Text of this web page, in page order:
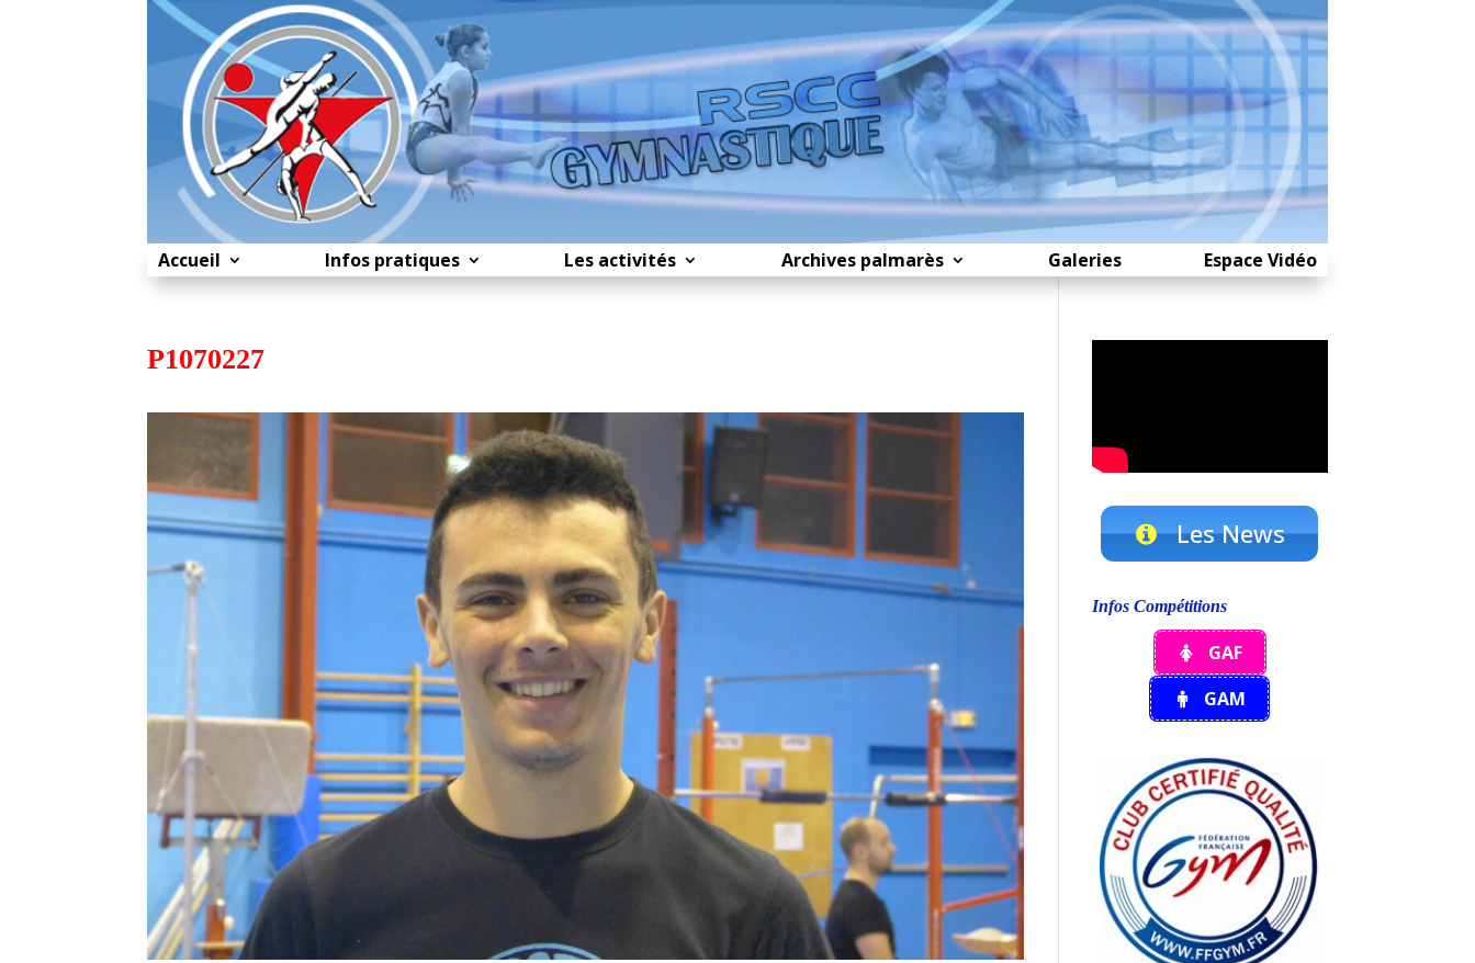
Accueil Infos pratiques Les activités Archives palmarès Galeries Espace Vidéo
P1070227
Les News
Infos Compétitions
GAF
GAM